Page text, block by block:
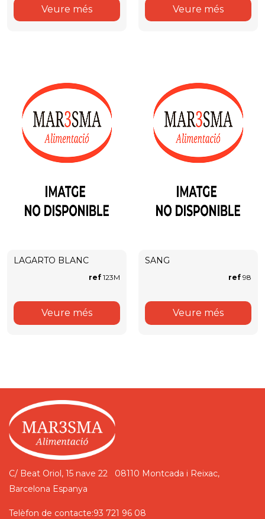
Veure més Veure més
LAGARTO BLANC
ref 123M
Veure més
SANG
ref 98
Veure més
C/ Beat Oriol, 15 nave 22
08110 Montcada i Reixac,
Barcelona Espanya
Telèfon de contacte:93 721 96 08